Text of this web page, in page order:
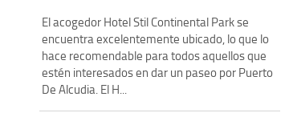
El acogedor Hotel Stil Continental Park se
encuentra excelentemente ubicado, lo que lo
hace recomendable para todos aquellos que
estén interesados en dar un paseo por Puerto
De Alcudia. El H...